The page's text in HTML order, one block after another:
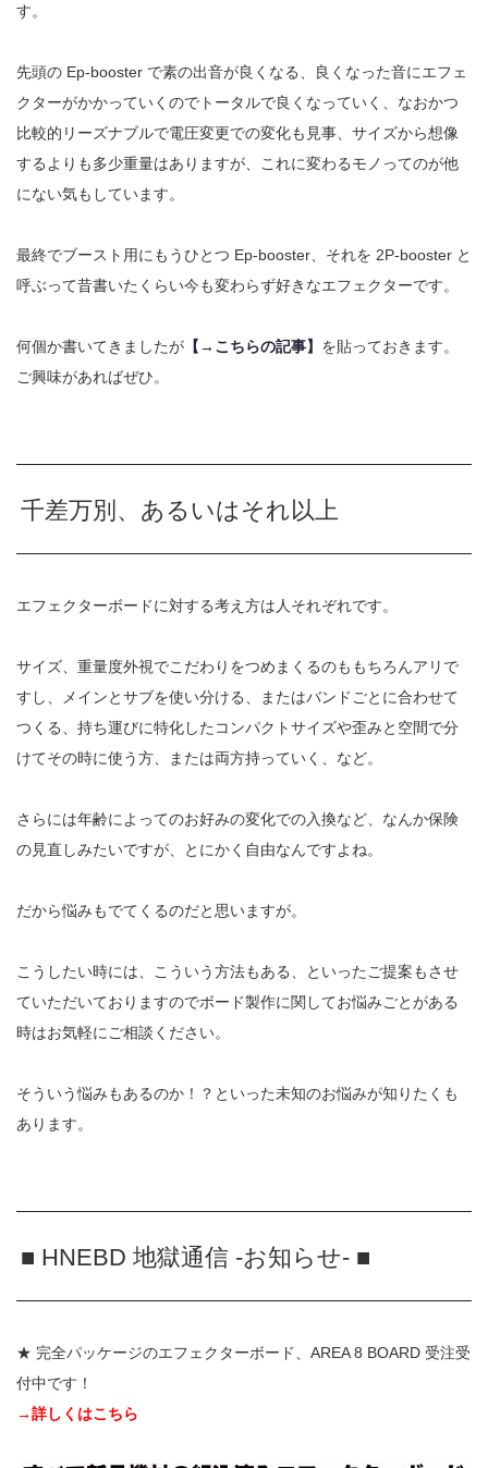
す。
先頭の Ep-booster で素の出音が良くなる、良くなった音にエフェ
クターがかかっていくのでトータルで良くなっていく、なおかつ
比較的リーズナブルで電圧変更での変化も見事、サイズから想像
するよりも多少重量はありますが、これに変わるモノってのが他
にない気もしています。
最終でブースト用にもうひとつ Ep-booster、それを 2P-booster と
呼ぶって昔書いたくらい今も変わらず好きなエフェクターです。
何個か書いてきましたが 【→こちらの記事】 を貼っておきます。
ご興味があればぜひ。
千差万別、あるいはそれ以上
エフェクターボードに対する考え方は人それぞれです。
サイズ、重量度外視でこだわりをつめまくるのももちろんアリで
すし、メインとサブを使い分ける、またはバンドごとに合わせて
つくる、持ち運びに特化したコンパクトサイズや歪みと空間で分
けてその時に使う方、または両方持っていく、など。
さらには年齢によってのお好みの変化での入換など、なんか保険
の見直しみたいですが、とにかく自由なんですよね。
だから悩みもでてくるのだと思いますが。
こうしたい時には、こういう方法もある、といったご提案もさせ
ていただいておりますのでボード製作に関してお悩みごとがある
時はお気軽にご相談ください。
そういう悩みもあるのか！？といった未知のお悩みが知りたくも
あります。
■ HNEBD 地獄通信 -お知らせ- ■
★ 完全パッケージのエフェクターボード、AREA 8 BOARD 受注受
付中です！
→詳しくはこちら